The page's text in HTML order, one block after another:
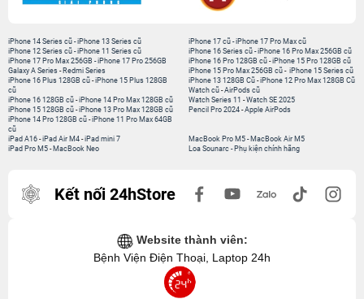
iPhone 14 Series cũ -iPhone 13 Series cũ
iPhone 12 Series cũ -iPhone 11 Series cũ
iPhone 17 Pro Max 256GB -iPhone 17 Pro 256GB
Galaxy A Series - Redmi Series
iPhone 17 cũ-iPhone 17 Pro Max cũ
iPhone 16 Series cũ- iPhone 16 Pro Max 256GB cũ
iPhone 16 Pro 128GB cũ-iPhone 15 Pro 128GB cũ
iPhone 15 Pro Max 256GB cũ- iPhone 15 Series cũ
iPhone 16 Plus 128GB cũ -iPhone 15 Plus 128GB
cũ
iPhone 16 128GB cũ -iPhone 14 Pro Max 128GB cũ
iPhone 15 128GB cũ -iPhone 13 Pro Max 128GB cũ
iPhone 14 Pro 128GB cũ -iPhone 11 Pro Max 64GB
cũ
iPhone 13 128GB Cũ-iPhone 12 Pro Max 128GB Cũ
Watch cũ-AirPods cũ
Watch Series 11 -Watch SE 2025
Pencil Pro 2024-Apple AirPods
iPad A16 -iPad Air M4 -iPad mini 7
iPad Pro M5 - MacBook Neo
MacBook Pro M5- MacBook Air M5
Loa Sounarc- Phụ kiện chính hãng
Kết nối 24hStore
Website thành viên:
Bệnh Viện Điện Thoại, Laptop 24h